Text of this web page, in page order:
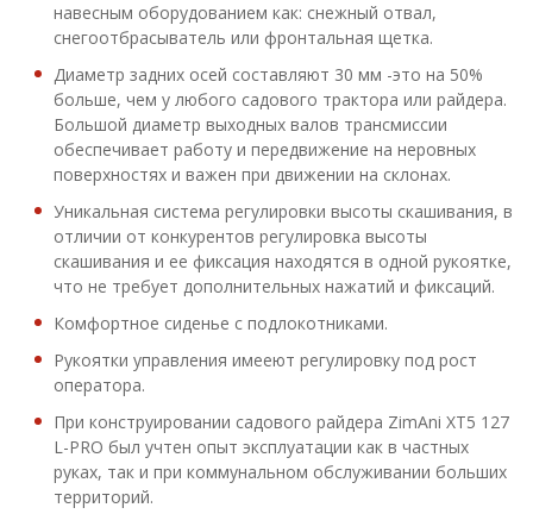
навесным оборудованием как: снежный отвал,
снегоотбрасыватель или фронтальная щетка.
Диаметр задних осей составляют 30 мм -это на 50%
больше, чем у любого садового трактора или райдера.
Большой диаметр выходных валов трансмиссии
обеспечивает работу и передвижение на неровных
поверхностях и важен при движении на склонах.
Уникальная система регулировки высоты скашивания, в
отличии от конкурентов регулировка высоты
скашивания и ее фиксация находятся в одной рукоятке,
что не требует дополнительных нажатий и фиксаций.
Комфортное сиденье с подлокотниками.
Рукоятки управления имееют регулировку под рост
оператора.
При конструировании садового райдера ZimAni XT5 127
L-PRO был учтен опыт эксплуатации как в частных
руках, так и при коммунальном обслуживании больших
территорий.